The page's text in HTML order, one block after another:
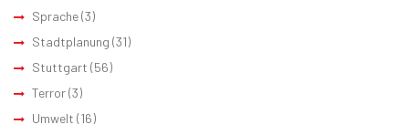
Sprache(3)
Stadtplanung (31)
Stuttgart (56)
Terror(3)
Umwelt (16)